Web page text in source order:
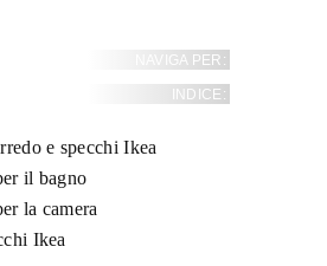
NAVIGA PER:
INDICE:
e specchi Ikea
il bagno
la camera
Ikea